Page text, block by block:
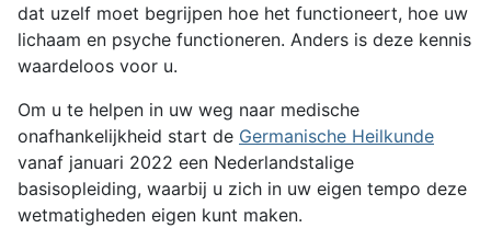
dat uzelf moet begrijpen hoe het functioneert, hoe uw
lichaam en psyche functioneren. Anders is deze kennis
waardeloos voor u.
Om u te helpen in uw weg naar medische
onafhankelijkheid start de Germanische Heilkunde
vanaf januari 2022 een Nederlandstalige
basisopleiding, waarbij u zich in uw eigen tempo deze
wetmatigheden eigen kunt maken.